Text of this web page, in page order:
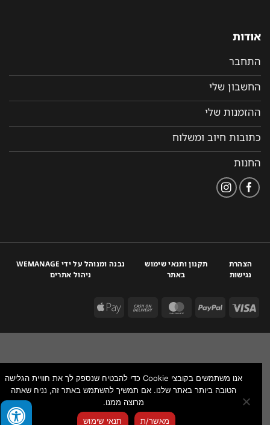
אודות
התחבר
החשבון שלי
ההזמנות שלי
כתובות חיוב ומשלוח
החנות
הצהרת
נגישות
תקנון ותנאי שימוש
באתר
נבנה ומנוהל על ידי WEMANAGE
ניהול אתרים
אנו משתמשים בקובצי Cookie כדי להבטיח שנספק לך את חוויית הגלישה
הטובה ביותר באתר שלנו. אם תמשיך להשתמש באתר זה, נניח שאתה
מרוצה ממנו.
מאשר/ת
תנאי שימוש